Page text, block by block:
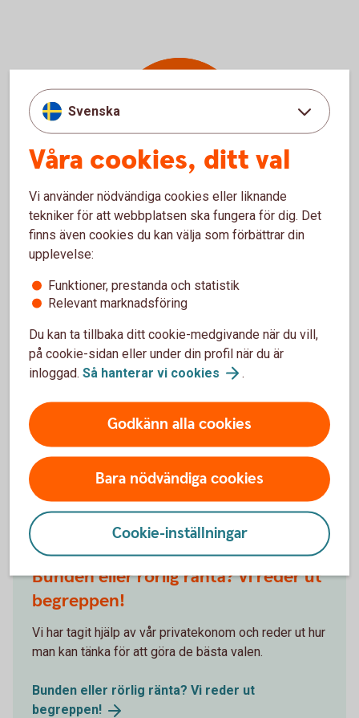
styrräntan
Från reporänta till styrränta
2022 bytte Riksbanken namn på reporäntan till
styrräntan. Namnet reporänta kom från instrumentet
penningpolitiska repor som Riksbanken inte hade
använt sedan 2008. Det nya namnet styrränta
dagslåneräntan och påverka andra räntor i ekonomin
för att uppnå inflationsmålet.
Andra läser också
Bunden eller rörlig ränta? Vi reder ut
begreppen!
Vi har tagit hjälp av vår privatekonom och reder ut hur
man kan tänka för att göra de bästa valen.
Bunden eller rörlig ränta? Vi reder ut
begreppen!
Svenska
Våra cookies, ditt val
Vi använder nödvändiga cookies eller liknande
tekniker för att webbplatsen ska fungera för dig. Det
finns även cookies du kan välja som förbättrar din
upplevelse:
Funktioner, prestanda och statistik
Relevant marknadsföring
Du kan ta tillbaka ditt cookie-medgivande när du vill,
på cookie-sidan eller under din profil när du är
inloggad. Så hanterar vi cookies .
Godkänn alla cookies
Bara nödvändiga cookies
Cookie-inställningar